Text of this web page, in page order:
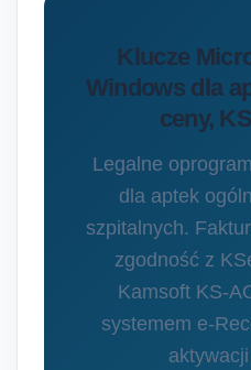
Klucze
Windows dla
ceny,
Legalne
dla aptek
szpitalnych.
zgodność z
Kamsoft KS-
systemem e-